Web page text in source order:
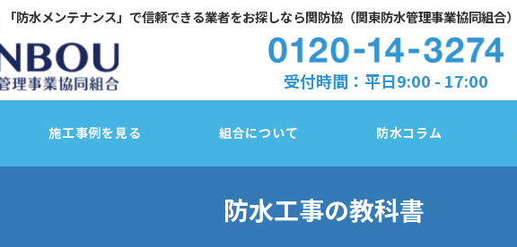
「防水メンテナンス」で信頼できる業者をお探しなら関防協（関東防水管理事業協同組合）
受付時間：平日9:00 - 17:00
施工事例を見る 組合について 防水コラム
防水工事の教科書